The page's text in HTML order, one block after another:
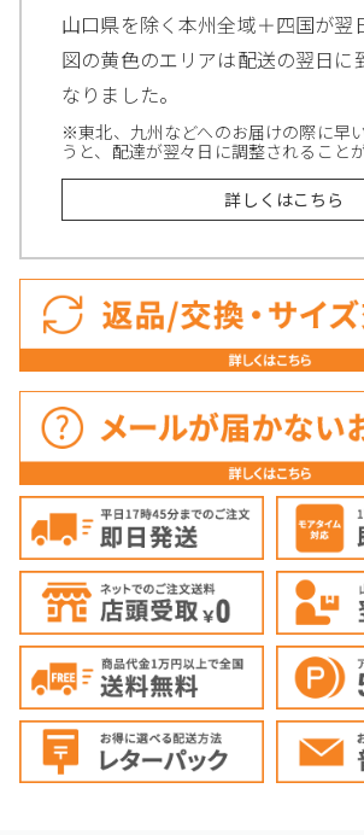
山口県を除く本州全域＋四国が翌
図の黄色のエリアは配送の翌日に
なりました。
※東北、九州などへのお届けの際に早
うと、配達が翌々日に調整されること
詳しくはこちら